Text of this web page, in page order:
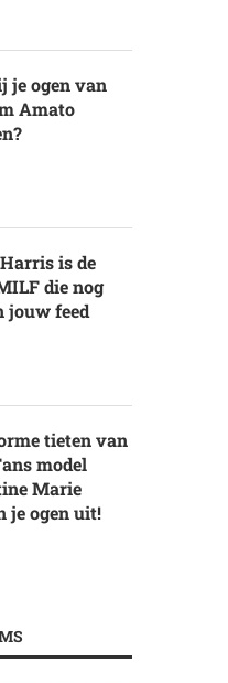
je ogen van
Amato
is de
die nog
jouw feed
tieten van
model
Marie
je ogen uit!